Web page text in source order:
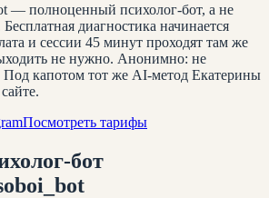
— полноценный психолог-бот, а не
диагностика начинается
и сессии 45 минут проходят там же
не нужно. Анонимно: не
Под капотом тот же AI-метод Екатерины
Посмотреть тарифы
бот